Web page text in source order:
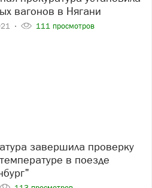
вагонов в Нягани
111 просмотров
в поезде